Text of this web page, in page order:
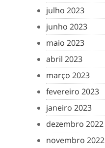
julho 2023
junho 2023
maio 2023
abril 2023
março 2023
fevereiro 2023
janeiro 2023
dezembro 2022
novembro 2022